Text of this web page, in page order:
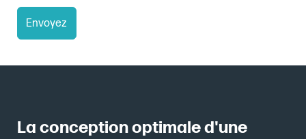
Envoyez
La conception optimale d'une